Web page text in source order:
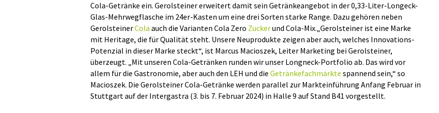
Cola-Getränke ein. Gerolsteiner erweitert damit sein Getränkeangebot in der 0,33-Liter-Longeck-
Glas-Mehrwegflasche im 24er-Kasten um eine drei Sorten starke Range. Dazu gehören neben
GerolsteinerCola auch die Varianten Cola Zero Zuckerund Cola-Mix.„Gerolsteiner ist eine Marke
mit Heritage, die für Qualität steht. Unsere Neuprodukte zeigen aber auch, welches Innovations-
Potenzial in dieser Marke steckt“, ist Marcus Macioszek, Leiter Marketing bei Gerolsteiner,
überzeugt. „Mit unseren Cola-Getränken runden wir unser Longneck-Portfolio ab. Das wird vor
allem für die Gastronomie, aber auch den LEH und die Getränkefachmärkte spannend sein,“ so
Macioszek. Die Gerolsteiner Cola-Getränke werden parallel zur Markteinführung Anfang Februar in
Stuttgart auf der Intergastra (3. bis 7. Februar 2024) in Halle 9 auf Stand B41 vorgestellt.